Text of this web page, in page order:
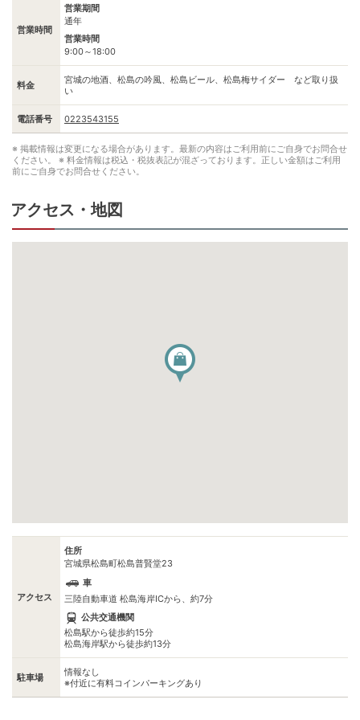
営業時間
営業期間
通年
営業時間
9:00～18:00
料金
宮城の地酒、松島の吟風、松島ビール、松島梅サイダー など取り扱
い
電話番号 0223543155
※ 掲載情報は変更になる場合があります。最新の内容はご利用前にご自身でお問合せ
ください。
※ 料金情報は税込・税抜表記が混ざっております。正しい金額はご利用
前にご自身でお問合せください。
アクセス・地図
アクセス
住所
宮城県松島町松島普賢堂23
車
三陸自動車道 松島海岸ICから、約7分
公共交通機関
松島駅から徒歩約15分
松島海岸駅から徒歩約13分
駐車場
情報なし
※付近に有料コインパーキングあり